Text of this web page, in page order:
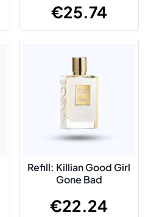
€25.74
Refill: Killian Good Girl
Gone Bad
€22.24